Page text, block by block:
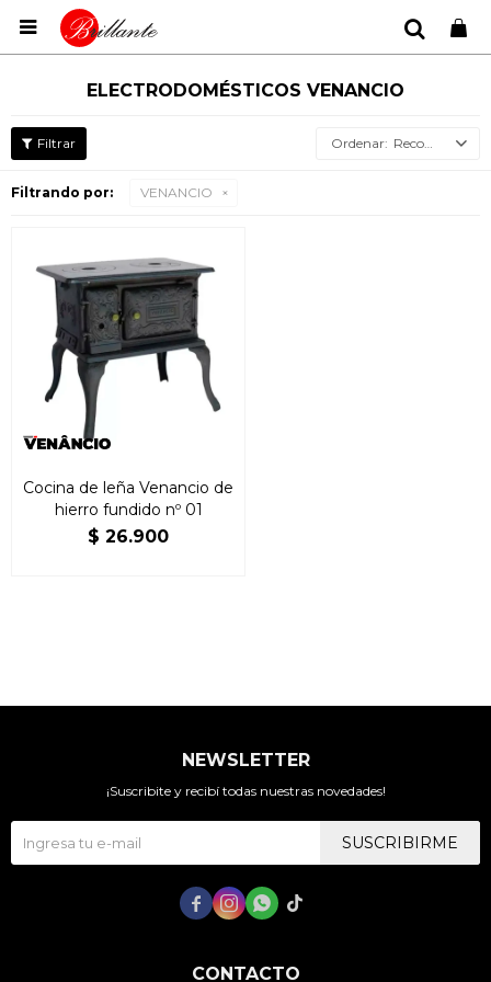

ELECTRODOMÉSTICOS VENANCIO
Recomendados
Filtrando por: VENANCIO
Cocina de leña Venancio de
hierro fundido nº 01
$ 26.900
CONTACTO
NEWSLETTER
¡Suscribite y recibí todas nuestras novedades!
SUSCRIBIRME
   